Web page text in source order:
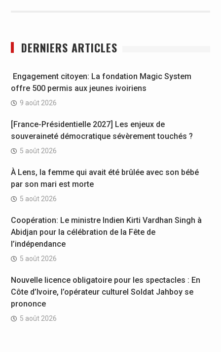
DERNIERS ARTICLES
Engagement citoyen: La fondation Magic System
offre 500 permis aux jeunes ivoiriens
9 août 2026
[France-Présidentielle 2027] Les enjeux de
souveraineté démocratique sévèrement touchés ?
5 août 2026
À Lens, la femme qui avait été brûlée avec son bébé
par son mari est morte
5 août 2026
Coopération: Le ministre Indien Kirti Vardhan Singh à
Abidjan pour la célébration de la Fête de
l’indépendance
5 août 2026
Nouvelle licence obligatoire pour les spectacles : En
Côte d’Ivoire, l’opérateur culturel Soldat Jahboy se
prononce
5 août 2026